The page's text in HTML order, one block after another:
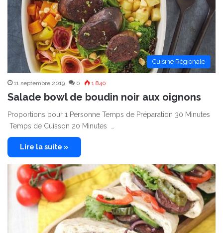
Cuisine Régionale
11 septembre 2019 0 1 840
Salade bowl de boudin noir aux oignons
Proportions pour 1 Personne Temps de Préparation 30 Minutes
Temps de Cuisson 20 Minutes …
Lire la suite »